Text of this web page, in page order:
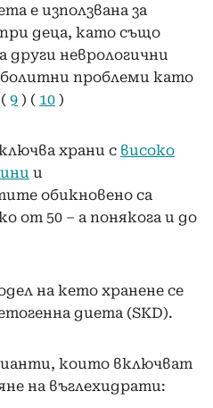
е използвана за
деца, като също
други неврологични
проблеми като
9 ) ( 10 )
храни с високо
и
обикновено са
от 50 – а понякога и до
на кето хранене се
диета (SKD).
които включват
на въглехидрати: